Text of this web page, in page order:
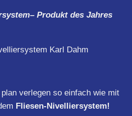
– Produkt des Jahres
verlegen so einfach wie mit
Fliesen-Nivelliersystem!